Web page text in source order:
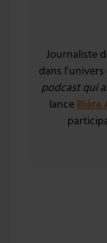
Journaliste
dans
podcast qui
lanceBière